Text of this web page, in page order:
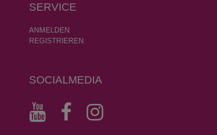
SERVICE
ANMELDEN
REGISTRIEREN
SOCIALMEDIA